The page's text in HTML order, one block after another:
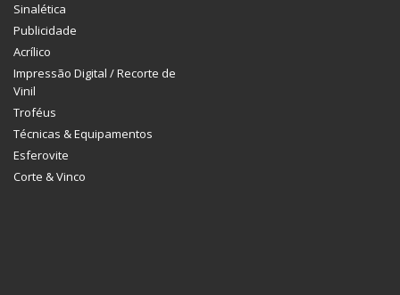
Sinalética
Publicidade
Acrílico
Impressão Digital / Recorte de
Vinil
Troféus
Técnicas & Equipamentos
Esferovite
Corte & Vinco